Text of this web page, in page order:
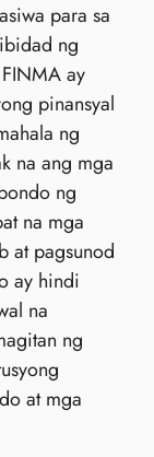
para sa
ng
ay
pinansyal
ng
na ang mga
ng
na mga
at pagsunod
ay hindi
na
ng
at mga